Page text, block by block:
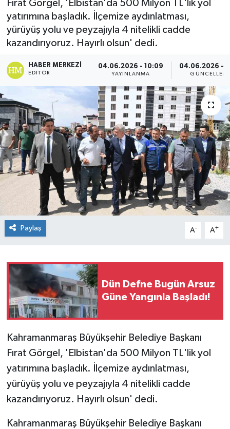
Fırat Görgel, 'Elbistan'da 500 Milyon TL'lik yol
yatırımına başladık. İlçemize aydınlatması,
yürüyüş yolu ve peyzajıyla 4 nitelikli cadde
kazandırıyoruz. Hayırlı olsun' dedi.
HABER MERKEZI
EDITÖR
04.06.2026 - 10:09
YAYINLANMA
04.06.2026 -
Paylaş A- A+
Dün Defne Bugün Arsuz
Güne Yangınla Başladı!
Kahramanmaraş Büyükşehir Belediye Başkanı
Fırat Görgel, 'Elbistan'da 500 Milyon TL'lik yol
yatırımına başladık. İlçemize aydınlatması,
yürüyüş yolu ve peyzajıyla 4 nitelikli cadde
kazandırıyoruz. Hayırlı olsun' dedi.
Kahramanmaraş Büyükşehir Belediye Başkanı
Teknoloji
Yaşam